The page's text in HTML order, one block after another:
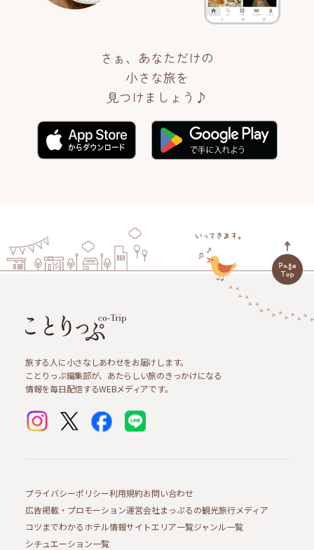
さぁ、あなただけの
小さな旅を
見つけましょう♪
旅する人に小さなしあわせをお届けします。
ことりっぷ編集部が、あたらしい旅のきっかけになる
情報を毎日配信するWEBメディアです。
プライバシーポリシー利用規約お問い合わせ
広告掲載・プロモーション運営会社まっぷるの観光旅行メディア
コツまでわかるホテル情報サイトエリア一覧ジャンル一覧
シチュエーション一覧